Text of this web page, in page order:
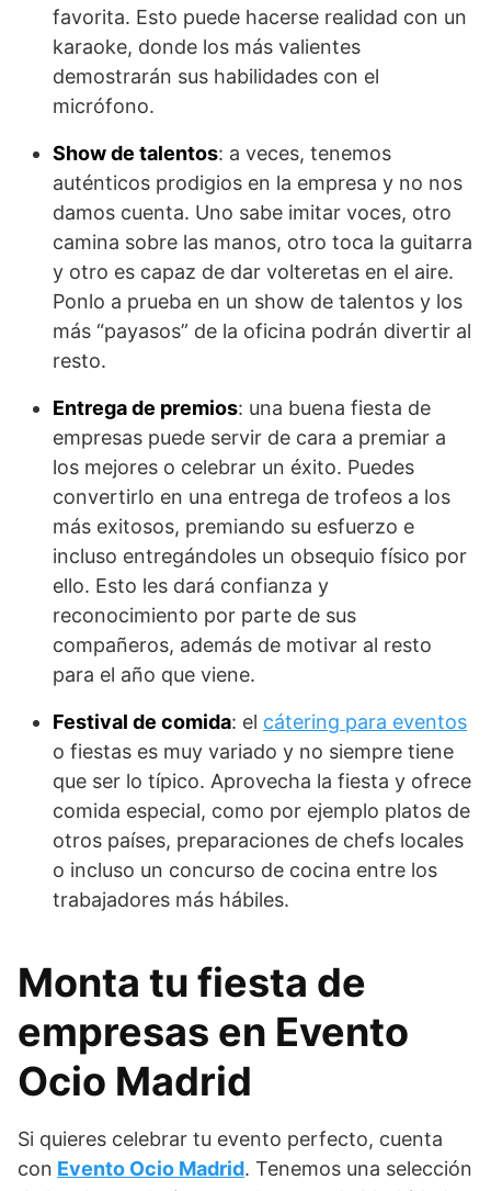
favorita. Esto puede hacerse realidad con un
karaoke, donde los más valientes
demostrarán sus habilidades con el
micrófono.
Show de talentos: a veces, tenemos
auténticos prodigios en la empresa y no nos
damos cuenta. Uno sabe imitar voces, otro
camina sobre las manos, otro toca la guitarra
y otro es capaz de dar volteretas en el aire.
Ponlo a prueba en un show de talentos y los
más “payasos” de la oficina podrán divertir al
resto.
Entrega de premios: una buena fiesta de
empresas puede servir de cara a premiar a
los mejores o celebrar un éxito. Puedes
convertirlo en una entrega de trofeos a los
más exitosos, premiando su esfuerzo e
incluso entregándoles un obsequio físico por
ello. Esto les dará confianza y
reconocimiento por parte de sus
compañeros, además de motivar al resto
para el año que viene.
Festival de comida: el cátering para eventos
o fiestas es muy variado y no siempre tiene
que ser lo típico. Aprovecha la fiesta y ofrece
comida especial, como por ejemplo platos de
otros países, preparaciones de chefs locales
o incluso un concurso de cocina entre los
trabajadores más hábiles.
Monta tu fiesta de
empresas en Evento
Ocio Madrid
Si quieres celebrar tu evento perfecto, cuenta
con Evento Ocio Madrid. Tenemos una selección